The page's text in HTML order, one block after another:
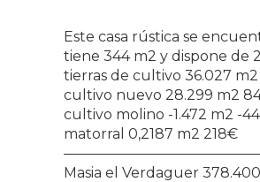
Este casa rústica se
tiene 344 m2 y dispone de
tierras de cultivo 36.027 m2
cultivo nuevo 28.299 m2
cultivo molino -1.472 m2 -
matorral 0,2187 m2 218€
Masia el Verdaguer